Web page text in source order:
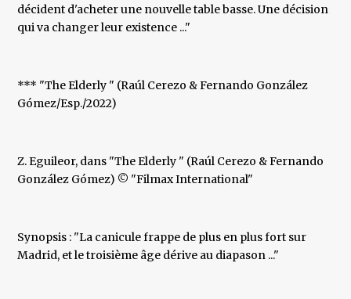
décident d'acheter une nouvelle table basse. Une décision
qui va changer leur existence ..."
*** "The Elderly " (Raúl Cerezo & Fernando González
Gómez/Esp./2022)
Z. Eguileor, dans "The Elderly " (Raúl Cerezo & Fernando
González Gómez) © "Filmax International"
Synopsis : "La canicule frappe de plus en plus fort sur
Madrid, et le troisième âge dérive au diapason ..."